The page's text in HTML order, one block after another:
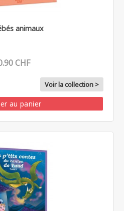
animaux
CHF
Voir la collection >
au panier